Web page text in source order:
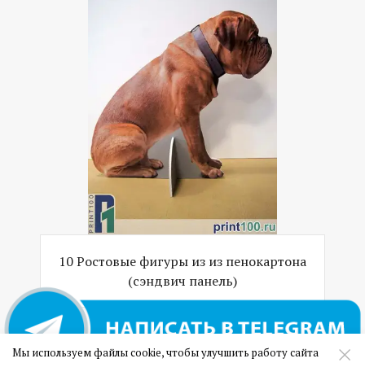
10 Ростовые фигуры из из пенокартона
(сэндвич панель)
Мы используем файлы cookie, чтобы улучшить работу сайта